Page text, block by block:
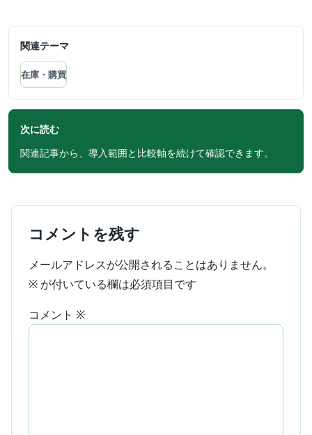
関連テーマ
在庫・購買
次に読む
関連記事から、導入範囲と比較軸を続けて確認できます。
コメントを残す
メールアドレスが公開されることはありません。
※ が付いている欄は必須項目です
コメント ※